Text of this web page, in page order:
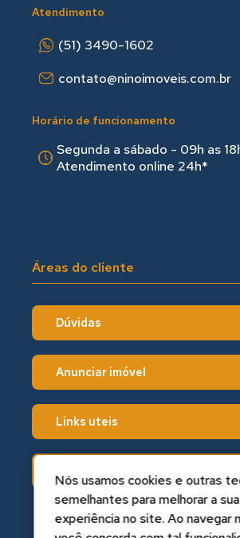
Atendimento
(51) 3490-1602
contato@ninoimoveis.com.br
Horário de funcionamento
Segunda a sábado - 09h as 18hㅤ
Atendimento online 24h*
Áreas do cliente
Dúvidas
Anunciar imóvel
Links uteis
Nós usamos cookies e outras
semelhantes para melhorar a sua
experiência no site. Ao navegar